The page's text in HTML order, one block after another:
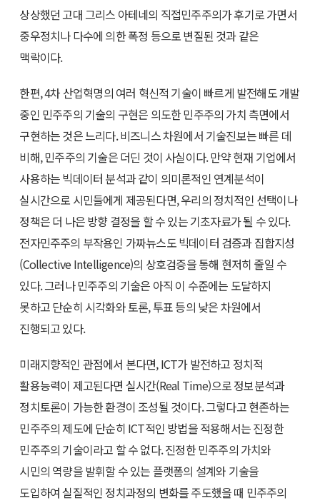
상상했던 고대 그리스 아테네의 직접민주주의가 후기로 가면서
중우정치나 다수에 의한 폭정 등으로 변질된 것과 같은
맥락이다.
한편, 4차 산업혁명의 여러 혁신적 기술이 빠르게 발전해도 개발
중인 민주주의 기술의 구현은 의도한 민주주의 가치 측면에서
구현하는 것은 느리다. 비즈니스 차원에서 기술진보는 빠른 데
비해, 민주주의 기술은 더딘 것이 사실이다. 만약 현재 기업에서
사용하는 빅데이터 분석과 같이 의미론적인 연계분석이
실시간으로 시민들에게 제공된다면, 우리의 정치적인 선택이나
정책은 더 나은 방향 결정을 할 수 있는 기초자료가 될 수 있다.
전자민주주의 부작용인 가짜뉴스도 빅데이터 검증과 집합지성
(Collective Intelligence)의 상호검증을 통해 현저히 줄일 수
있다. 그러나 민주주의 기술은 아직 이 수준에는 도달하지
못하고 단순히 시각화와 토론, 투표 등의 낮은 차원에서
진행되고 있다.
미래지향적인 관점에서 본다면, ICT가 발전하고 정치적
활용능력이 제고된다면 실시간(Real Time)으로 정보분석과
정치토론이 가능한 환경이 조성될 것이다. 그렇다고 현존하는
민주주의 제도에 단순히 ICT적인 방법을 적용해서는 진정한
민주주의 기술이라고 할 수 없다. 진정한 민주주의 가치와
시민의 역량을 발휘할 수 있는 플랫폼의 설계와 기술을
도입하여 실질적인 정치과정의 변화를 주도했을 때 민주주의